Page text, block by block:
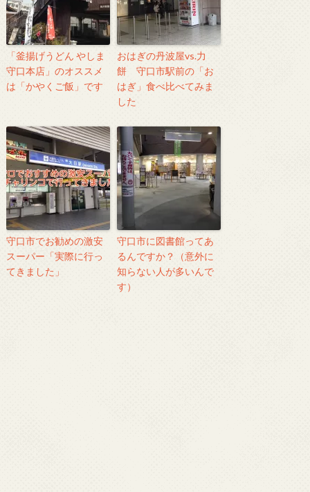
「釜揚げうどん やしま
守口本店」のオススメ
は「かやくご飯」です
おはぎの丹波屋vs.力
餅 守口市駅前の「お
はぎ」食べ比べてみま
した
守口市でお勧めの激安
スーパー「実際に行っ
てきました」
守口市に図書館ってあ
るんですか？（意外に
知らない人が多いんで
す）